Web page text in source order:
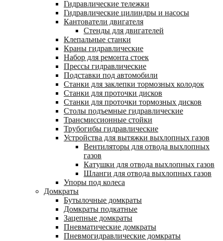
Гидравлические тележки
Гидравлические цилиндры и насосы
Кантователи двигателя
Стенды для двигателей
Клепальные станки
Краны гидравлические
Набор для ремонта стоек
Прессы гидравлические
Подставки под автомобили
Станки для заклепки тормозных колодок
Станки для проточки дисков
Станки для проточки тормозных дисков
Столы подъемные гидравлические
Трансмиссионные стойки
Трубогибы гидравлические
Устройства для вытяжки выхлопных газов
Вентиляторы для отвода выхлопных
газов
Катушки для отвода выхлопных газов
Шланги для отвода выхлопных газов
Упоры под колеса
Домкраты
Бутылочные домкраты
Домкраты подкатные
Зацепные домкраты
Пневматические домкраты
Пневмогидравлические домкраты